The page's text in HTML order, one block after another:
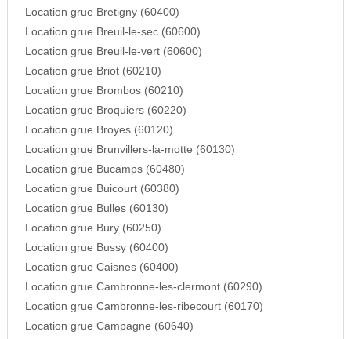
Location grue Bretigny (60400)
Location grue Breuil-le-sec (60600)
Location grue Breuil-le-vert (60600)
Location grue Briot (60210)
Location grue Brombos (60210)
Location grue Broquiers (60220)
Location grue Broyes (60120)
Location grue Brunvillers-la-motte (60130)
Location grue Bucamps (60480)
Location grue Buicourt (60380)
Location grue Bulles (60130)
Location grue Bury (60250)
Location grue Bussy (60400)
Location grue Caisnes (60400)
Location grue Cambronne-les-clermont (60290)
Location grue Cambronne-les-ribecourt (60170)
Location grue Campagne (60640)